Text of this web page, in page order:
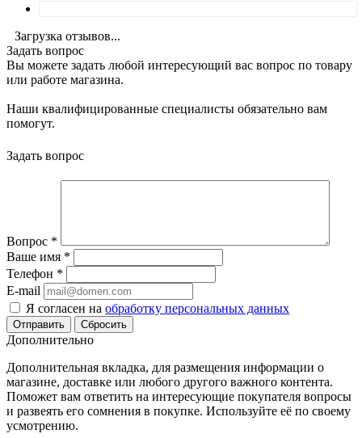
Загрузка отзывов...
Задать вопрос
Вы можете задать любой интересующий вас вопрос по товару
или работе магазина.
Наши квалифицированные специалисты обязательно вам
помогут.
Задать вопрос
Вопрос *
Ваше имя *
Телефон *
E-mail
Я согласен на обработку персональных данных
Сбросить
Дополнительно
Дополнительная вкладка, для размещения информации о
магазине, доставке или любого другого важного контента.
Поможет вам ответить на интересующие покупателя вопросы
и развеять его сомнения в покупке. Используйте её по своему
усмотрению.